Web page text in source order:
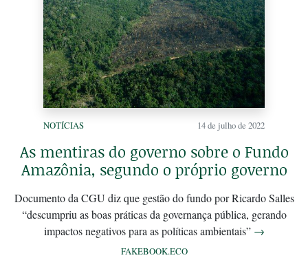
NOTÍCIAS 14 de julho de 2022
As mentiras do governo sobre o Fundo
Amazônia, segundo o próprio governo
Documento da CGU diz que gestão do fundo por Ricardo Salles
“descumpriu as boas práticas da governança pública, gerando
impactos negativos para as políticas ambientais” →
FAKEBOOK.ECO